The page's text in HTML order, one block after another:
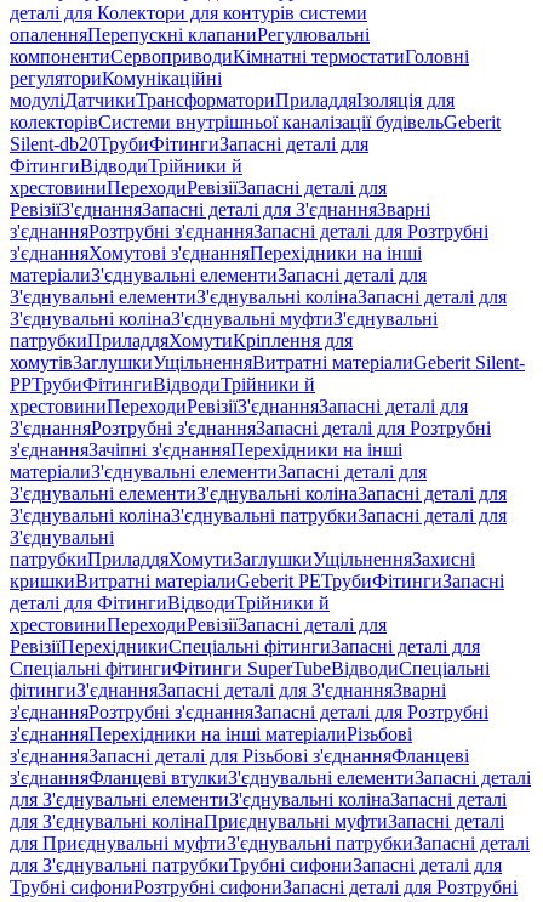
деталі для Колектори для контурів системи
опаленняПерепускні клапаниРегулювальні
компонентиСервоприводиКімнатні термостатиГоловні
регуляториКомунікаційні
модуліДатчикиТрансформаториПриладдяІзоляція для
колекторівСистеми внутрішньої каналізації будівельGeberit
Silent-db20ТрубиФітингиЗапасні деталі для
ФітингиВідводиТрійники й
хрестовиниПереходиРевізіїЗапасні деталі для
РевізіїЗ'єднанняЗапасні деталі для З'єднанняЗварні
з'єднанняРозтрубні з'єднанняЗапасні деталі для Розтрубні
з'єднанняХомутові з'єднанняПерехідники на інші
матеріалиЗ'єднувальні елементиЗапасні деталі для
З'єднувальні елементиЗ'єднувальні колінаЗапасні деталі для
З'єднувальні колінаЗ'єднувальні муфтиЗ'єднувальні
патрубкиПриладдяХомутиКріплення для
хомутівЗаглушкиУщільненняВитратні матеріалиGeberit Silent-
PPТрубиФітингиВідводиТрійники й
хрестовиниПереходиРевізіїЗ'єднанняЗапасні деталі для
З'єднанняРозтрубні з'єднанняЗапасні деталі для Розтрубні
з'єднанняЗачіпні з'єднанняПерехідники на інші
матеріалиЗ'єднувальні елементиЗапасні деталі для
З'єднувальні елементиЗ'єднувальні колінаЗапасні деталі для
З'єднувальні колінаЗ'єднувальні патрубкиЗапасні деталі для
З'єднувальні
патрубкиПриладдяХомутиЗаглушкиУщільненняЗахисні
кришкиВитратні матеріалиGeberit PEТрубиФітингиЗапасні
деталі для ФітингиВідводиТрійники й
хрестовиниПереходиРевізіїЗапасні деталі для
РевізіїПерехідникиСпеціальні фітингиЗапасні деталі для
Спеціальні фітингиФітинги SuperTubeВідводиСпеціальні
фітингиЗ'єднанняЗапасні деталі для З'єднанняЗварні
з'єднанняРозтрубні з'єднанняЗапасні деталі для Розтрубні
з'єднанняПерехідники на інші матеріалиРізьбові
з'єднанняЗапасні деталі для Різьбові з'єднанняФланцеві
з'єднанняФланцеві втулкиЗ'єднувальні елементиЗапасні деталі
для З'єднувальні елементиЗ'єднувальні колінаЗапасні деталі
для З'єднувальні колінаПриєднувальні муфтиЗапасні деталі
для Приєднувальні муфтиЗ'єднувальні патрубкиЗапасні деталі
для З'єднувальні патрубкиТрубні сифониЗапасні деталі для
Трубні сифониРозтрубні сифониЗапасні деталі для Розтрубні